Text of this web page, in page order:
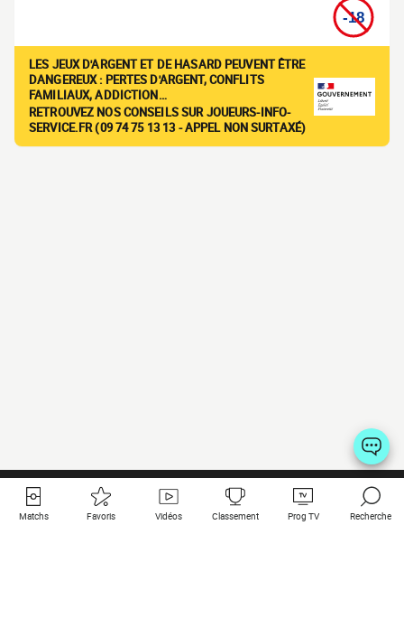
LES JEUX D'ARGENT ET DE HASARD PEUVENT ÊTRE
DANGEREUX : PERTES D'ARGENT, CONFLITS
FAMILIAUX, ADDICTION…
RETROUVEZ NOS CONSEILS SUR JOUEURS-INFO-
SERVICE.FR (09 74 75 13 13 - APPEL NON SURTAXÉ)
Matchs Favoris Vidéos Classement Prog TV Recherche